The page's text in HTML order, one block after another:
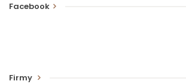
Facebook
Firmy